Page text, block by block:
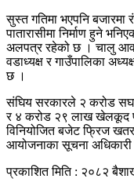
सुस्त गतिमा भएपनि बजारमा
पातारासीमा निर्माण हुने
अलपत्र रहेको छ । चालु
वडाध्यक्ष र गाउँपालिका
छ ।
संघिय सरकारले २ करोड
र ४ करोड २९ लाख खेलकूद
विनियोजित बजेट फ्रिज
आयोजनाका सूचना
प्रकाशित मिति : २०८२